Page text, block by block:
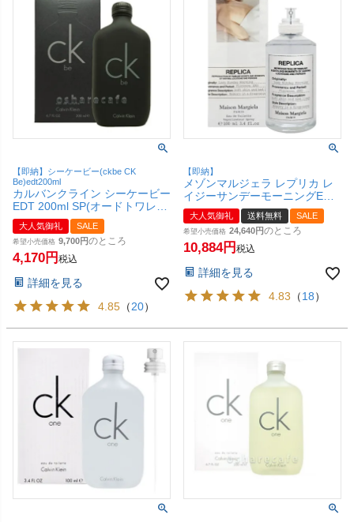
【即納】シーケービー(ckbe CK
Be)edt200ml
カルバンクライン シーケービー
EDT 200ml SP(オードトワレ)
【香水】【SBT】
大人気御礼 SALE
希望小売価格 9,700 のところ
4,170 税込
詳細を見る
4.85 （20）
【即納】
メゾンマルジェラ レプリカ レ
イジーサンデーモーニングEDT
100ml SP(オードトワレ)【香
水】(6047847)【宅配便送料無
料】
大人気御礼 送料無料 SALE
希望小売価格 24,640 のところ
10,884 税込
詳細を見る
4.83 （18）